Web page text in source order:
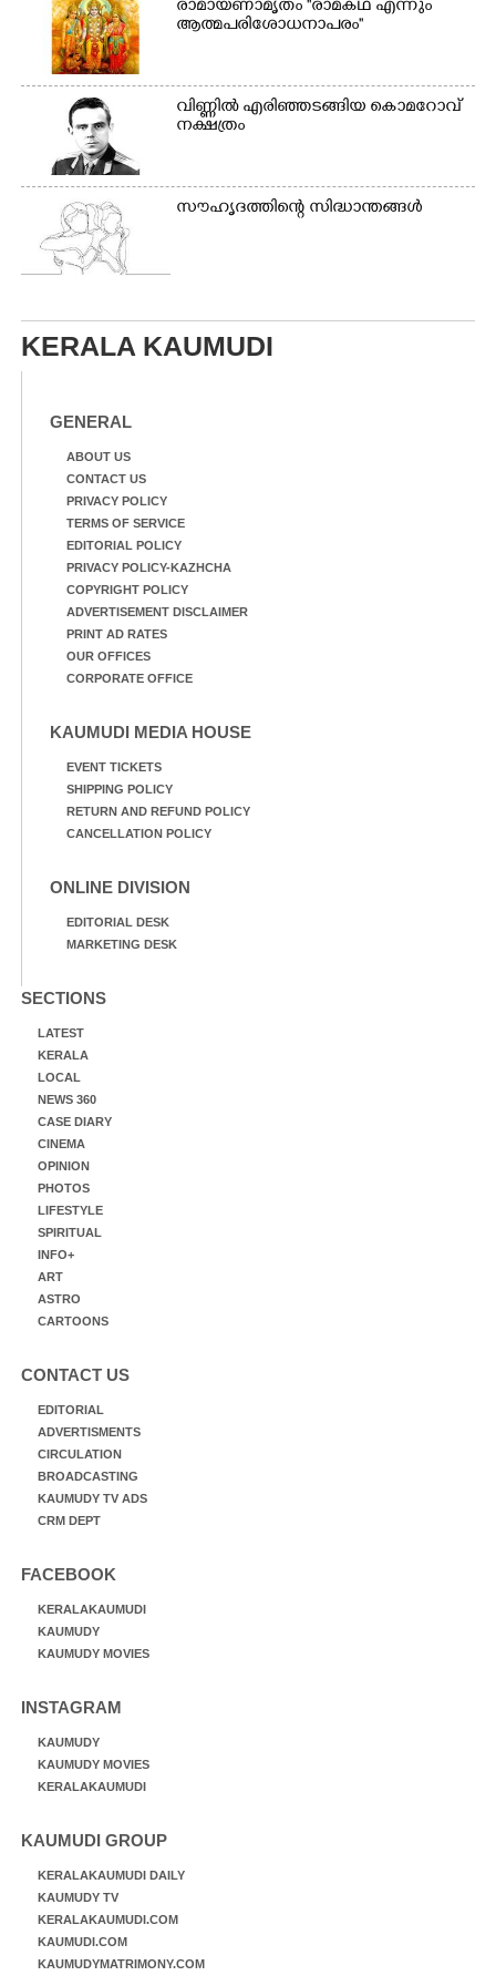
രാമായണാമൃതം ''രാമകഥ എന്നും
ആത്മപരിശോധനാപരം''
വി​ണ്ണി​ൽ​ ​എ​രി​ഞ്ഞ​ട​ങ്ങിയ കൊ​മ​റോ​വ് ​
ന​ക്ഷ​ത്രം
സൗഹൃദത്തിന്റെ സിദ്ധാന്തങ്ങൾ
KERALA KAUMUDI
GENERAL
ABOUT US
CONTACT US
PRIVACY POLICY
TERMS OF SERVICE
EDITORIAL POLICY
PRIVACY POLICY-KAZHCHA
COPYRIGHT POLICY
ADVERTISEMENT DISCLAIMER
PRINT AD RATES
OUR OFFICES
CORPORATE OFFICE
KAUMUDI MEDIA HOUSE
EVENT TICKETS
SHIPPING POLICY
RETURN AND REFUND POLICY
CANCELLATION POLICY
ONLINE DIVISION
EDITORIAL DESK
MARKETING DESK
SECTIONS
LATEST
KERALA
LOCAL
NEWS 360
CASE DIARY
CINEMA
OPINION
PHOTOS
LIFESTYLE
SPIRITUAL
INFO+
ART
ASTRO
CARTOONS
CONTACT US
EDITORIAL
ADVERTISMENTS
CIRCULATION
BROADCASTING
KAUMUDY TV ADS
CRM DEPT
FACEBOOK
KERALAKAUMUDI
KAUMUDY
KAUMUDY MOVIES
INSTAGRAM
KAUMUDY
KAUMUDY MOVIES
KERALAKAUMUDI
KAUMUDI GROUP
KERALAKAUMUDI DAILY
KAUMUDY TV
KERALAKAUMUDI.COM
KAUMUDI.COM
KAUMUDYMATRIMONY.COM